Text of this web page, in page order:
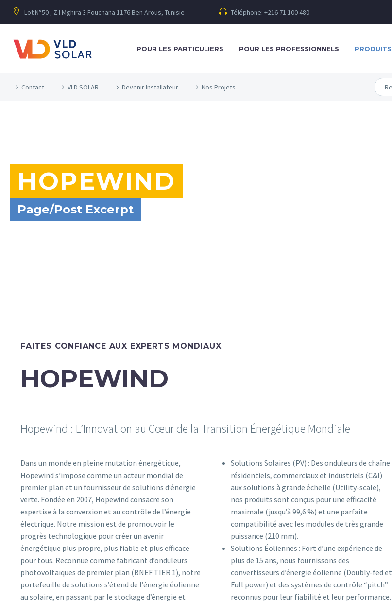
Lot N°50 , Z.I Mghira 3 Fouchana 1176 Ben Arous, Tunisie Téléphone: +216 71 100 480
POUR LES PARTICULIERS POUR LES PROFESSIONNELS PRODUITS
Contact VLD SOLAR Devenir Installateur Nos Projets
HOPEWIND
Page/Post Excerpt
FAITES CONFIANCE AUX EXPERTS MONDIAUX
HOPEWIND
Hopewind : L’Innovation au Cœur de la Transition Énergétique Mondiale
Dans un monde en pleine mutation énergétique,
Hopewind s’impose comme un acteur mondial de
premier plan et un fournisseur de solutions d’énergie
verte. Fondée en 2007, Hopewind consacre son
expertise à la conversion et au contrôle de l’énergie
électrique. Notre mission est de promouvoir le
progrès technologique pour créer un avenir
énergétique plus propre, plus fiable et plus efficace
pour tous. Reconnue comme fabricant d’onduleurs
photovoltaïques de premier plan (BNEF TIER 1), notre
portefeuille de solutions s’étend de l’énergie éolienne
au solaire, en passant par le stockage d’énergie et
Solutions Solaires (PV) : Des onduleurs de chaîne
résidentiels, commerciaux et industriels (C&I)
aux solutions à grande échelle (Utility-scale),
nos produits sont conçus pour une efficacité
maximale (jusqu’à 99,6 %) et une parfaite
compatibilité avec les modules de très grande
puissance (210 mm).
Solutions Éoliennes : Fort d’une expérience de
plus de 15 ans, nous fournissons des
convertisseurs d’énergie éolienne (Doubly-fed et
Full power) et des systèmes de contrôle “pitch”
reconnus pour leur fiabilité et leur performance.